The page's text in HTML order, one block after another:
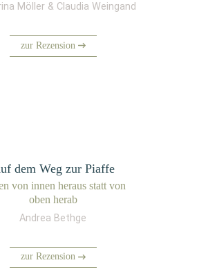
Möller & Claudia Weingand
zur Rezension
dem Weg zur Piaffe
von innen her­aus statt von
oben herab
Andrea Bethge
zur Rezension